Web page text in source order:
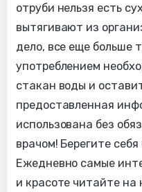
отруби нельзя есть
вытягивают из
дело, все еще больше
употреблением
стакан воды и
предоставленная
использована без
врачом! Берегите
Ежедневно самые
и красоте читайте на